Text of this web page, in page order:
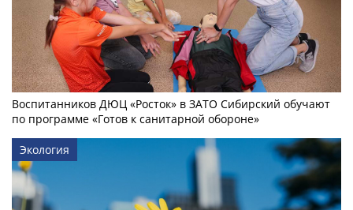
Воспитанников ДЮЦ «Росток» в ЗАТО Сибирский обучают
по программе «Готов к санитарной обороне»
Экология